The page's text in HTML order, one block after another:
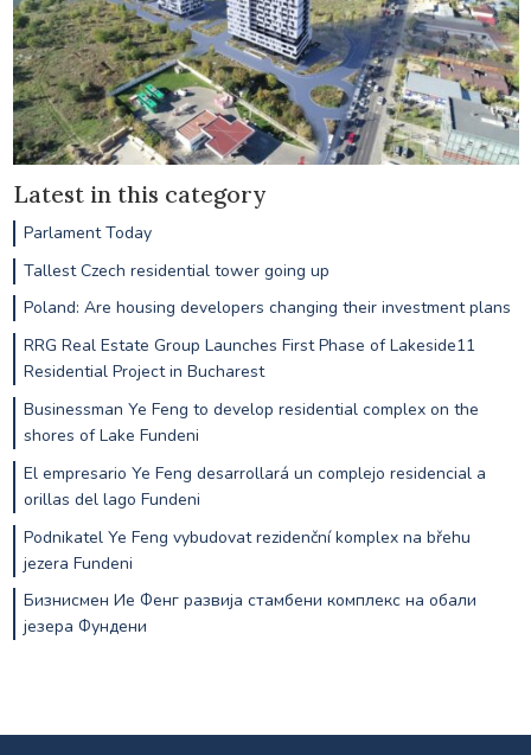
Latest in this category
Parlament Today
Tallest Czech residential tower going up
Poland: Are housing developers changing their investment plans
RRG Real Estate Group Launches First Phase of Lakeside11
Residential Project in Bucharest
Businessman Ye Feng to develop residential complex on the
shores of Lake Fundeni
El empresario Ye Feng desarrollará un complejo residencial a
orillas del lago Fundeni
Podnikatel Ye Feng vybudovat rezidenční komplex na břehu
jezera Fundeni
Бизнисмен Ие Фенг развија стамбени комплекс на обали
језера Фундени